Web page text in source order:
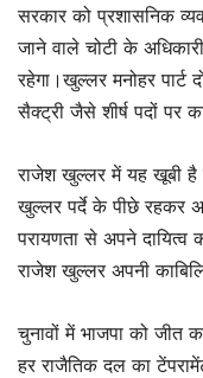
सरकार को प्रशासनिक
जाने वाले चोटी के
रहेगा।खुल्लर मनोहर
सैक्ट्री जैसे शीर्ष पदों पर
राजेश खुल्लर में यह खूबी है
खुल्लर पर्दे के पीछे रहकर
परायणता से अपने दायित्व
राजेश खुल्लर अपनी
चुनावों में भाजपा को जीत
हर राजैतिक दल का